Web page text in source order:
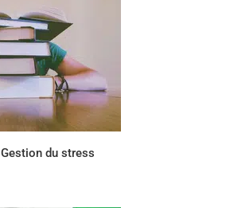
Gestion du stress